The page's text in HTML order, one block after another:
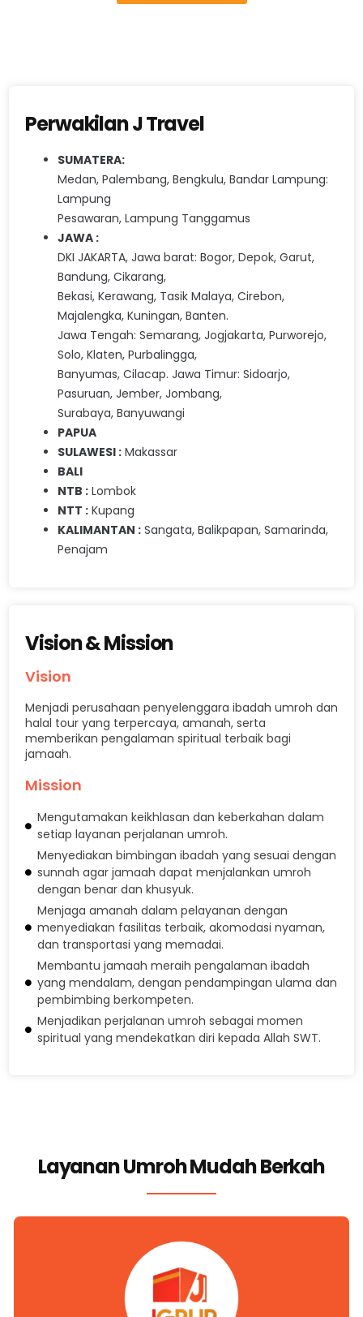
Perwakilan J Travel
SUMATERA:
Medan, Palembang, Bengkulu, Bandar Lampung:
Lampung
Pesawaran, Lampung Tanggamus
JAWA :
DKI JAKARTA, Jawa barat: Bogor, Depok, Garut,
Bandung, Cikarang,
Bekasi, Kerawang, Tasik Malaya, Cirebon,
Majalengka, Kuningan, Banten.
Jawa Tengah: Semarang, Jogjakarta, Purworejo,
Solo, Klaten, Purbalingga,
Banyumas, Cilacap. Jawa Timur: Sidoarjo,
Pasuruan, Jember, Jombang,
Surabaya, Banyuwangi
PAPUA
SULAWESI : Makassar
BALI
NTB : Lombok
NTT : Kupang
KALIMANTAN : Sangata, Balikpapan, Samarinda,
Penajam
Vision & Mission
Vision
Menjadi perusahaan penyelenggara ibadah umroh dan
halal tour yang terpercaya, amanah, serta
memberikan pengalaman spiritual terbaik bagi
jamaah.
Mission
Mengutamakan keikhlasan dan keberkahan dalam
setiap layanan perjalanan umroh.
Menyediakan bimbingan ibadah yang sesuai dengan
sunnah agar jamaah dapat menjalankan umroh
dengan benar dan khusyuk.
Menjaga amanah dalam pelayanan dengan
menyediakan fasilitas terbaik, akomodasi nyaman,
dan transportasi yang memadai.
Membantu jamaah meraih pengalaman ibadah
yang mendalam, dengan pendampingan ulama dan
pembimbing berkompeten.
Menjadikan perjalanan umroh sebagai momen
spiritual yang mendekatkan diri kepada Allah SWT.
Layanan Umroh Mudah Berkah